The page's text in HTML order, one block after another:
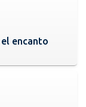
encanto